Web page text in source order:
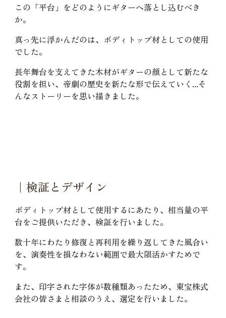
この「平台」をどのようにギターへ落とし込むべき
か。
真っ先に浮かんだのは、ボディトップ材としての使用
でした。
長年舞台を支えてきた木材がギターの顔として新たな
役割を担い、帝劇の歴史を新たな形で伝えていく...そ
んなストーリーを思い描きました。
｜検証とデザイン
ボディトップ材として使用するにあたり、相当量の平
台をご提供いただき、検証を行いました。
数十年にわたり修復と再利用を繰り返してきた風合い
を、演奏性を損なわない範囲で最大限活かすためで
す。
また、印字された字体が数種類あったため、東宝株式
会社の皆さまと相談のうえ、選定を行いました。